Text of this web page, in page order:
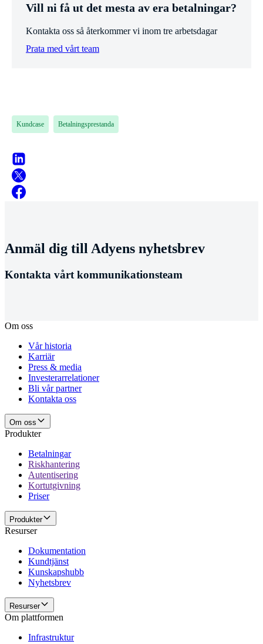
Vill ni få ut det mesta av era betalningar?
Kontakta oss så återkommer vi inom tre arbetsdagar
Prata med vårt team
Kundcase Betalningsprestanda
Anmäl dig till Adyens nyhetsbrev
Kontakta vårt kommunikationsteam
Om oss
Vår historia
Karriär
Press & media
Investerarrelationer
Bli vår partner
Kontakta oss
Om oss
Produkter
Betalningar
Riskhantering
Autentisering
Kortutgivning
Priser
Produkter
Resurser
Dokumentation
Kundtjänst
Kunskapshubb
Nyhetsbrev
Resurser
Om plattformen
Infrastruktur